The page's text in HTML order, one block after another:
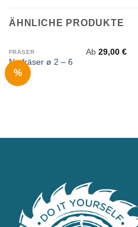
ÄHNLICHE PRODUKTE
%
FRÄSER
Nutfräser ø 2 – 6
mm
Ab29,00€